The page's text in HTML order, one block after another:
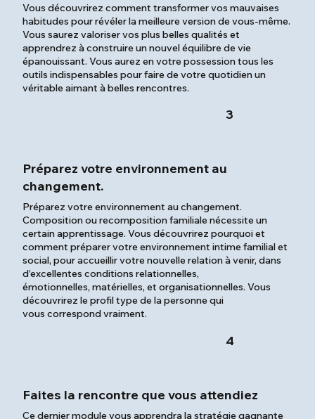
Vous découvrirez comment transformer vos mauvaises
habitudes pour révéler la meilleure version de vous-même.
Vous saurez valoriser vos plus belles qualités et
apprendrez à construire un nouvel équilibre de vie
épanouissant. Vous aurez en votre possession tous les
outils indispensables pour faire de votre quotidien un
véritable aimant à belles rencontres.
3
Préparez votre environnement au
changement.
Préparez votre environnement au changement.
Composition ou recomposition familiale nécessite un
certain apprentissage. Vous découvrirez pourquoi et
comment préparer votre environnement intime familial et
social, pour accueillir votre nouvelle relation à venir, dans
d’excellentes conditions relationnelles,
émotionnelles, matérielles, et organisationnelles. Vous
découvrirez le profil type de la personne qui
vous correspond vraiment.
4
Faites la rencontre que vous attendiez
Ce dernier module vous apprendra la stratégie gagnante